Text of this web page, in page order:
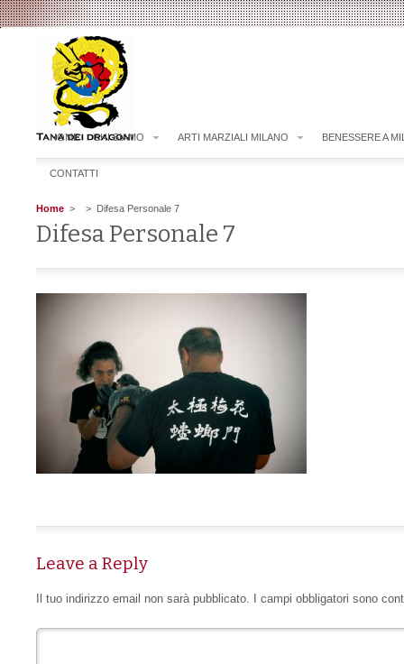
HOME CHI SIAMO ARTI MARZIALI MILANO BENESSERE A
CONTATTI
Home > > Difesa Personale 7
Difesa Personale 7
Leave a Reply
Il tuo indirizzo email non sarà pubblicato. I campi obbligatori sono